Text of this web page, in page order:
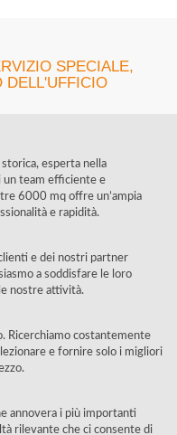
SPECIALE,
DELL'UFFICIO
esperta nella
un team efficiente e
6000 mq offre un’ampia
e rapidità.
e dei nostri partner
a soddisfare le loro
nostre attività.
Ricerchiamo costantemente
e fornire solo i migliori
annovera i più importanti
rilevante che ci consente di